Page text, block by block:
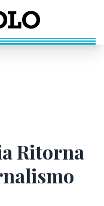
Ritorna